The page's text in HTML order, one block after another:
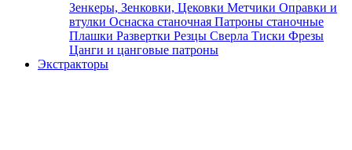
Зенкеры, Зенковки, Цековки Метчики Оправки и
втулки Оснаска станочная Патроны станочные
Плашки Развертки Резцы Сверла Тиски Фрезы
Цанги и цанговые патроны
Экстракторы